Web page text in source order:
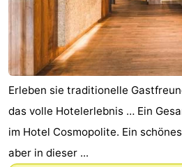
Wenduine
De
Haan
Bredene
-
Ostende
-
Erleben sie traditionelle
das volle Hotelerlebnis … Ein
im Hotel Cosmopolite. Ein
aber in dieser ...